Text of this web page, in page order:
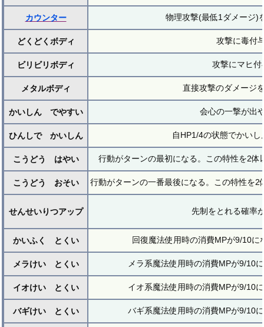
カウンター 物理攻撃(最低1ダメージ)
どくどくボディ 攻撃に毒付
ビリビリボディ 攻撃にマヒ付
メタルボディ 直接攻撃のダメージ
かいしん でやすい 会心の一撃が出
ひんしで かいしん 自HP1/4の状態でかい
こうどう はやい 行動がターンの最初になる。この特性を2
こうどう おそい 行動がターンの一番最後になる。この特性を
せんせいりつアップ 先制をとれる確率
かいふく とくい 回復魔法使用時の消費MPが9/10に
メラけい とくい メラ系魔法使用時の消費MPが9/10
イオけい とくい イオ系魔法使用時の消費MPが9/10
バギけい とくい バギ系魔法使用時の消費MPが9/10